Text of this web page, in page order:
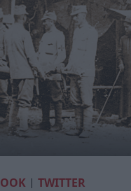
| TWITTER